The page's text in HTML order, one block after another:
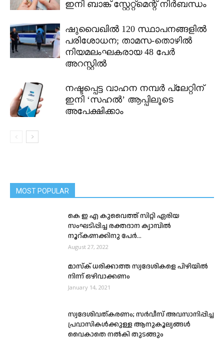
ഇനി ബാങ്ക് സ്റ്റേറ്റ്മെന്റ് നിർബന്ധം
ഷുവൈഖിൽ 120 സ്ഥാപനങ്ങളിൽ
പരിശോധന; താമസ-തൊഴിൽ
നിയമലംഘകരായ 48 പേർ
അറസ്റ്റിൽ
നഷ്ടപ്പെട്ട വാഹന നമ്പർ പ്ലേറ്റിന്
ഇനി ‘സഹൽ’ ആപ്പിലൂടെ
അപേക്ഷിക്കാം
MOST POPULAR
കെ ഇ എ കുവൈത്ത് സിറ്റി ഏരിയ
സംഘടിപ്പിച്ച രക്തദാന ക്യാമ്പിൽ
നൂറ്കണക്കിനു പേർ...
August 27, 2022
മാസ്ക് ധരിക്കാത്ത സ്വദേശികളെ പിഴിയിൽ
നിന്ന് ഒഴിവാക്കണം
January 14, 2021
സ്വദേശിവത്കരണം; സർവീസ് അവസാനിപ്പിച്ച
പ്രവാസികൾക്കുള്ള ആനുകൂല്യങ്ങൾ
വൈകാതെ നൽകി തുടങ്ങും